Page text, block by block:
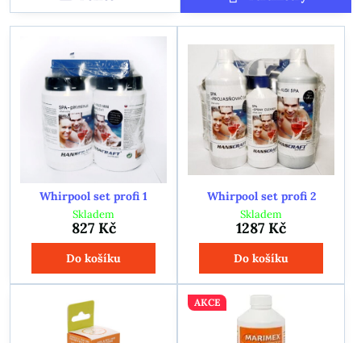
Whirpool set profi 1
Skladem
827 Kč
Do košíku
Whirpool set profi 2
Skladem
1287 Kč
Do košíku
AKCE